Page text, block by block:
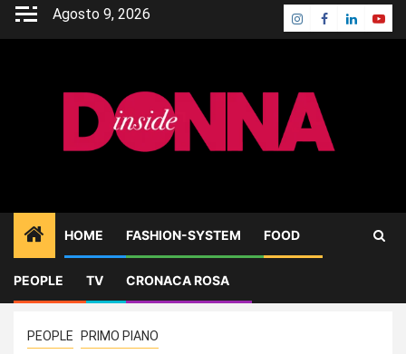
Skip
Agosto 9, 2026 Instagram
Facebook
Linkedin
HOME FASHION-SYSTEM FOOD
PEOPLE TV CRONACA ROSA
Home PEOPLE CHI E’ D4VD
PEOPLE PRIMO PIANO